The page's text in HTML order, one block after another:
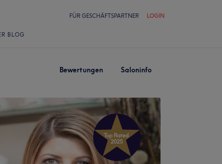
FÜR GESCHÄFTSPARTNER LOGIN
BLOG
Bewertungen Saloninfo